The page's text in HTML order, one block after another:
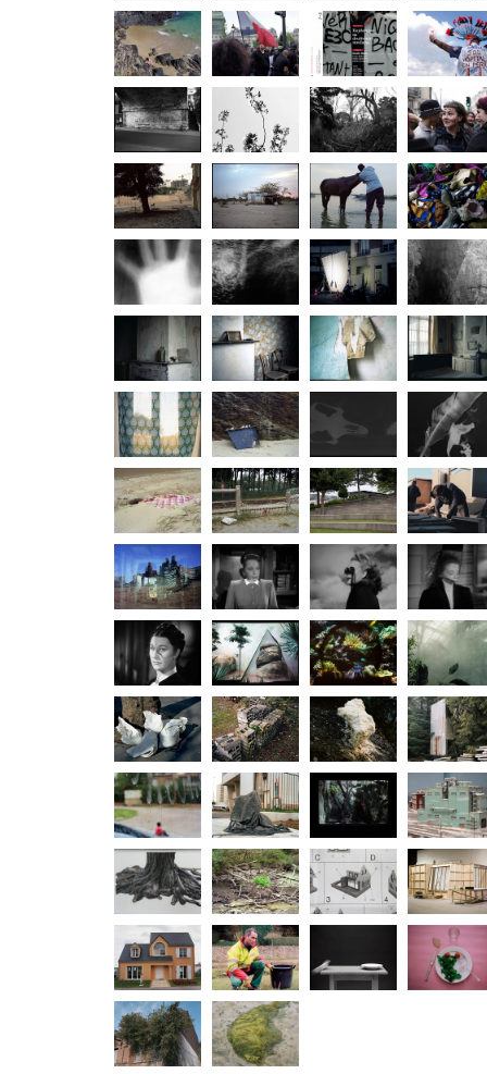
Février
2021
Tenir
Janvier
2021
Novembre
2020
La
baigneuse
La Bastille
14 juillet
2020
Parution/
revue Tema
/juin 2020
de l’hôpital
public
Paris Avril
2020
Printemps
2020
Sous-bois
lycéenne
carnet de
notes
(21732)
Bureau
d'accueil
Carnet de
notes
(21654)
Carnet de
notes (
278612)
Gestes
J'ai vu votre
visage avant
le mien
Sans titre
(réflecteur)
Sans titre
01)
Sans titre
(un intime
02)
Sans titre
(un intime
01)
Sans titre
(un regard)
Sans titre
(un intime)
Sans titre
(filtre)
Échoué.es
Impressions
01
Herbier 01
9 juillet 2016 Indices
Jardins
d'Éole
25 mars
2016
En décor
naturel
Terry & Ruth Patricia Ann
Rebecca Fond Bulles Serre
Sac Briques Floc En attente
L'art et la
ville
Formes Ecran
Spécimens PA 0407 Ingrid
L'envers
décor
Domexpo
Parc des
Enclos